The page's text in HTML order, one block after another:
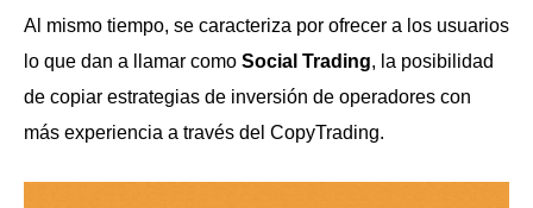
Al mismo tiempo, se caracteriza por ofrecer a los usuarios
lo que dan a llamar como Social Trading, la posibilidad
de copiar estrategias de inversión de operadores con
más experiencia a través del CopyTrading.